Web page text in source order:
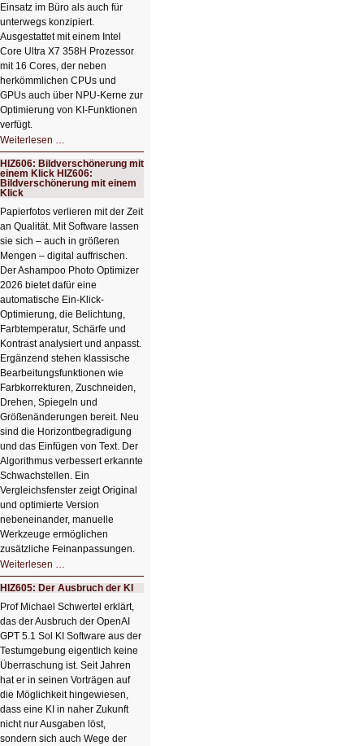
Einsatz im Büro als auch für
unterwegs konzipiert.
Ausgestattet mit einem Intel
Core Ultra X7 358H Prozessor
mit 16 Cores, der neben
herkömmlichen CPUs und
GPUs auch über NPU-Kerne zur
Optimierung von KI-Funktionen
verfügt.
Weiterlesen …
Schicker
kompakter
Rechenturbo
HIZ606: Bildverschönerung mit
einem Klick HIZ606:
Bildverschönerung mit einem
Klick
Papierfotos verlieren mit der Zeit
an Qualität. Mit Software lassen
sie sich – auch in größeren
Mengen – digital auffrischen.
Der Ashampoo Photo Optimizer
2026 bietet dafür eine
automatische Ein-Klick-
Optimierung, die Belichtung,
Farbtemperatur, Schärfe und
Kontrast analysiert und anpasst.
Ergänzend stehen klassische
Bearbeitungsfunktionen wie
Farbkorrekturen, Zuschneiden,
Drehen, Spiegeln und
Größenänderungen bereit. Neu
sind die Horizontbegradigung
und das Einfügen von Text. Der
Algorithmus verbessert erkannte
Schwachstellen. Ein
Vergleichsfenster zeigt Original
und optimierte Version
nebeneinander, manuelle
Werkzeuge ermöglichen
zusätzliche Feinanpassungen.
Weiterlesen …
Bildverschönerung
mit
einem
Klick
HIZ606:
Bildverschönerung
mit
einem
Klick
HIZ605: Der Ausbruch der KI
Prof Michael Schwertel erklärt,
das der Ausbruch der OpenAI
GPT 5.1 Sol KI Software aus der
Testumgebung eigentlich keine
Überraschung ist. Seit Jahren
hat er in seinen Vorträgen auf
die Möglichkeit hingewiesen,
dass eine KI in naher Zukunft
nicht nur Ausgaben löst,
sondern sich auch Wege der